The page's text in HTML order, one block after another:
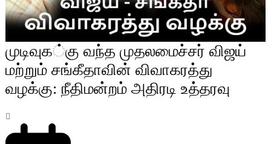
முடிவுக்கு வந்த முதலமைச்சர் விஜய்
மற்றும் சங்கீதாவின் விவாகரத்து
வழக்கு: நீதிமன்றம் அதிரடி உத்தரவு